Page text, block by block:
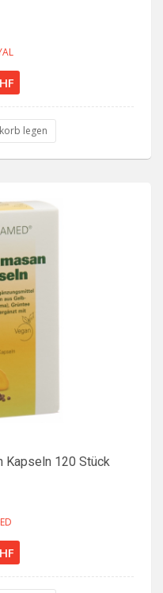
legen
Kapseln 120 Stück